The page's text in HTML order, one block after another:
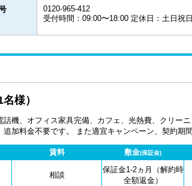
0120-965-412
受付時間：09:00〜18:00 定休日：土日祝日
様）
機、オフィス家具完備、カフェ、光熱費、クリー
加料金不要です。 また適宜キャンペーン、契約期
賃料 敷金(保証金)
相談
保証金1-2ヵ月（解約時
全額返金）